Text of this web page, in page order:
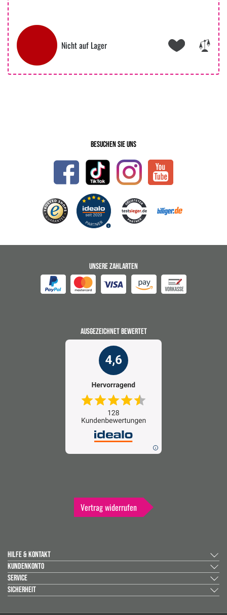
Nicht auf Lager
Besuchen Sie uns
UNSERE ZAHLARTEN
AUSGEZEICHNET BEWERTET
Vertrag widerrufen
HILFE & KONTAKT
KUNDENKONTO
SERVICE
SICHERHEIT